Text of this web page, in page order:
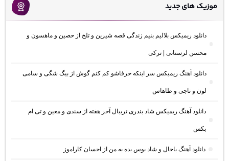
موزیک های جدید
دانلود ریمیکس بلالیم بنیم زندگی قصه شیرین و تلخ از حصین و ماهسون و
محسن لرستانی | ترکی
دانلود آهنگ ریمیکس سر اینکه حرفاشو کم کنم گوش از بیگ شگی و سامی
لون و ناجی و طاهاس
دانلود آهنگ ریمیکس شاد بندری تریبال آخر هفته از سندی و معین و تی ام
بکس
دانلود آهنگ باحال و شاد بوس بده به من از احسان کاراموز